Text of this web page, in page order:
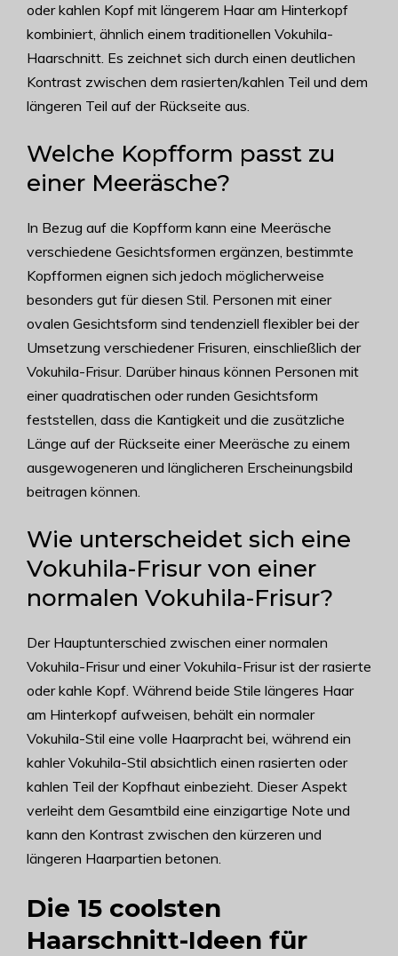
oder kahlen Kopf mit längerem Haar am Hinterkopf
kombiniert, ähnlich einem traditionellen Vokuhila-
Haarschnitt. Es zeichnet sich durch einen deutlichen
Kontrast zwischen dem rasierten/kahlen Teil und dem
längeren Teil auf der Rückseite aus.
Welche Kopfform passt zu
einer Meeräsche?
In Bezug auf die Kopfform kann eine Meeräsche
verschiedene Gesichtsformen ergänzen, bestimmte
Kopfformen eignen sich jedoch möglicherweise
besonders gut für diesen Stil. Personen mit einer
ovalen Gesichtsform sind tendenziell flexibler bei der
Umsetzung verschiedener Frisuren, einschließlich der
Vokuhila-Frisur. Darüber hinaus können Personen mit
einer quadratischen oder runden Gesichtsform
feststellen, dass die Kantigkeit und die zusätzliche
Länge auf der Rückseite einer Meeräsche zu einem
ausgewogeneren und länglicheren Erscheinungsbild
beitragen können.
Wie unterscheidet sich eine
Vokuhila-Frisur von einer
normalen Vokuhila-Frisur?
Der Hauptunterschied zwischen einer normalen
Vokuhila-Frisur und einer Vokuhila-Frisur ist der rasierte
oder kahle Kopf. Während beide Stile längeres Haar
am Hinterkopf aufweisen, behält ein normaler
Vokuhila-Stil eine volle Haarpracht bei, während ein
kahler Vokuhila-Stil absichtlich einen rasierten oder
kahlen Teil der Kopfhaut einbezieht. Dieser Aspekt
verleiht dem Gesamtbild eine einzigartige Note und
kann den Kontrast zwischen den kürzeren und
längeren Haarpartien betonen.
Die 15 coolsten
Haarschnitt-Ideen für